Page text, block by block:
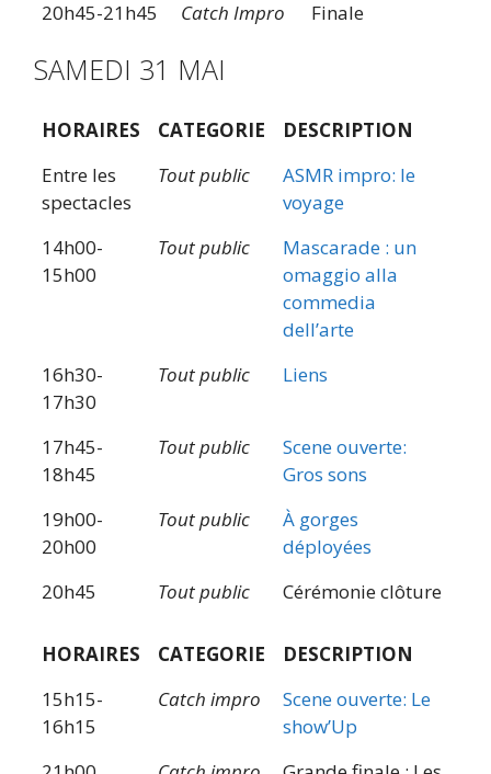
20h45-21h45 Catch Impro Finale
SAMEDI 31 MAI
HORAIRES CATEGORIE
DESCRIPTION
Entre les
spectacles
Tout public
ASMR impro: le
voyage
14h00-
15h00
Tout public
Mascarade : un
omaggio alla
commedia
dell’arte
16h30-
17h30
Tout public Liens
17h45-
18h45
Tout public
Scene ouverte:
Gros sons
19h00-
20h00
Tout public
À gorges
déployées
20h45
Tout public Cérémonie clôture
HORAIRES CATEGORIE
DESCRIPTION
15h15-
16h15
Catch impro
Scene ouverte: Le
show’Up